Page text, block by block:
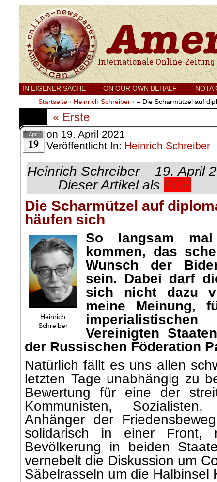
Internationale Onlinezeitung für Frieden,
IN EIGENER SACHE – ON OUR OWN BEHALF –
NOTA
Startseite › Heinrich Schreiber › – Die Scharmützel auf
« Erste
Apr.
19
on 19. April 2021
Veröffentlicht In: Heinrich Schreiber
Heinrich Schreiber
Dieser Artikel als PDF
Die Scharmützel auf
häufen sich
Heinrich
Schreiber
So langsam
kommen, das
Wunsch der
sein. Dabei darf
sich nicht dazu
meine Meinung,
Vereinigten
der Russischen Föderation
Natürlich fällt es uns allen
letzten Tage unabhängig zu
Bewertung für eine der
Kommunisten,
Anhänger der
solidarisch in einer Front,
Bevölkerung in beiden
vernebelt die Diskussion um
Säbelrasseln um die Halbinsel